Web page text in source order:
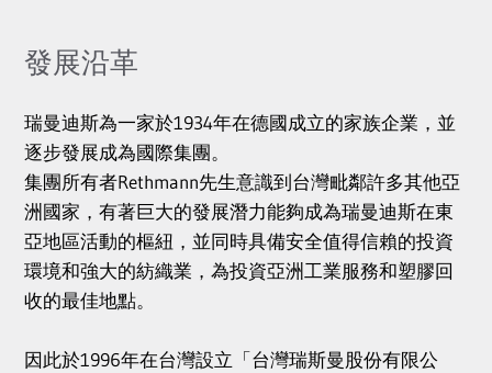
發展沿革
瑞曼迪斯為一家於1934年在德國成立的家族企業，並
逐步發展成為國際集團。
集團所有者Rethmann先生意識到台灣毗鄰許多其他亞
洲國家，有著巨大的發展潛力能夠成為瑞曼迪斯在東
亞地區活動的樞紐，並同時具備安全值得信賴的投資
環境和強大的紡織業，為投資亞洲工業服務和塑膠回
收的最佳地點。
因此於1996年在台灣設立「台灣瑞斯曼股份有限公